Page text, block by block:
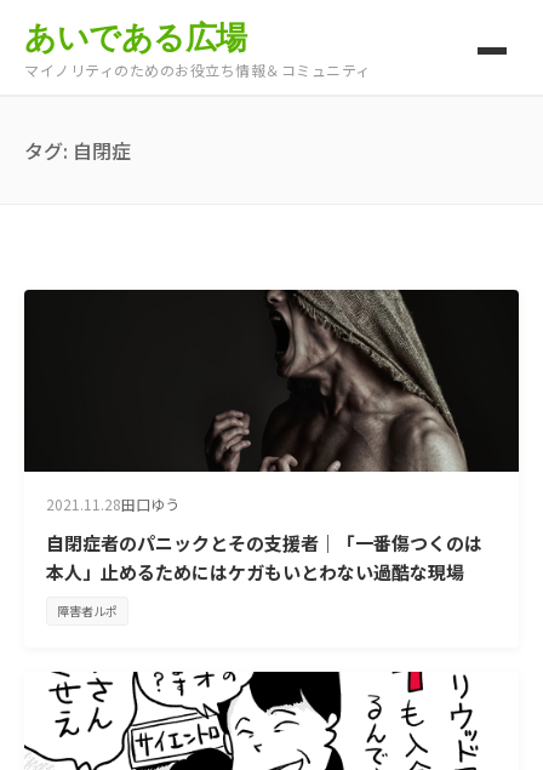
あいである広場
マイノリティのためのお役立ち情報＆コミュニティ
タグ: 自閉症
2021.11.28田口ゆう
自閉症者のパニックとその支援者｜「一番傷つくのは
本人」止めるためにはケガもいとわない過酷な現場
障害者ルポ